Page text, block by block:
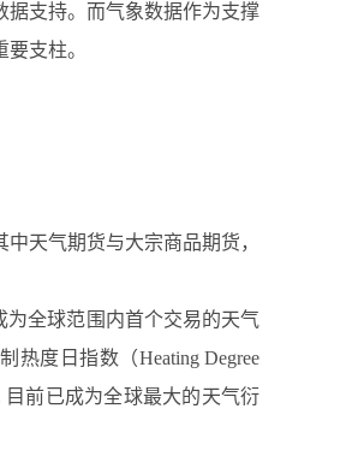
据支持。而气象数据作为支撑
支柱。
天气期货与大宗商品期货，
全球范围内首个交易的天气
度日指数（Heating Degree
目前已成为全球最大的天气衍